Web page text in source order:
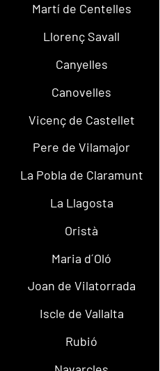
Martí de Centelles
Llorenç Savall
Canyelles
Canovelles
Vicenç de Castellet
Pere de Vilamajor
La Pobla de Claramunt
La Llagosta
Oristà
Maria d´Oló
Joan de Vilatorrada
Iscle de Vallalta
Rubió